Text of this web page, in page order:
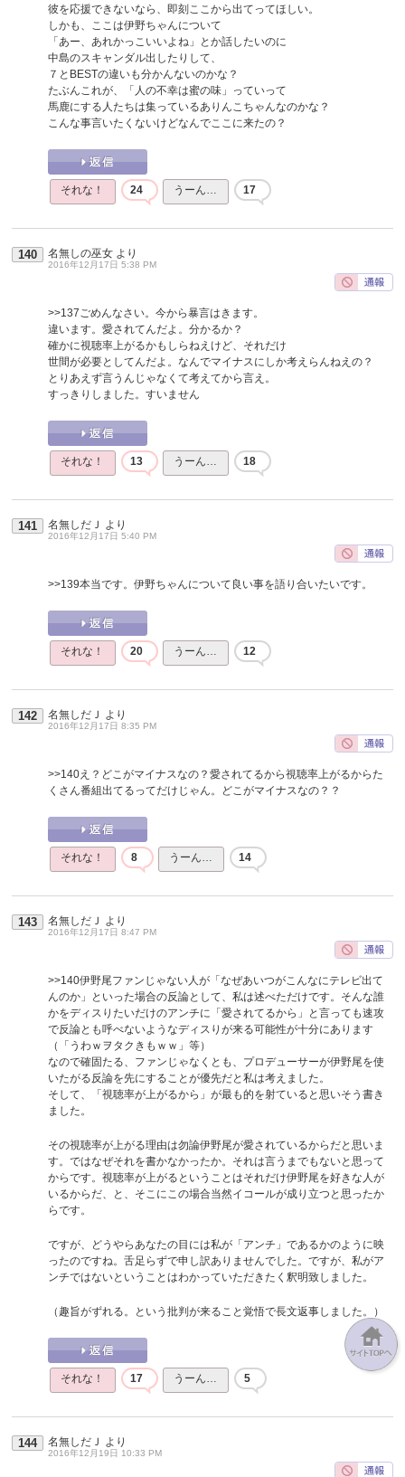
彼を応援できないなら、即刻ここから出てってほしい。
しかも、ここは伊野ちゃんについて
「あー、あれかっこいいよね」とか話したいのに
中島のスキャンダル出したりして、
７とBESTの違いも分かんないのかな？
たぶんこれが、「人の不幸は蜜の味」っていって
馬鹿にする人たちは集っているありんこちゃんなのかな？
こんな事言いたくないけどなんでここに来たの？
それな！ 24 うーん… 17
140 名無しの巫女 より
2016年12月17日 5:38 PM
>>137ごめんなさい。今から暴言はきます。
違います。愛されてんだよ。分かるか？
確かに視聴率上がるかもしらねえけど、それだけ
世間が必要としてんだよ。なんでマイナスにしか考えらんねえの？
とりあえず言うんじゃなくて考えてから言え。
すっきりしました。すいません
それな！ 13 うーん… 18
141 名無しだＪ より
2016年12月17日 5:40 PM
>>139本当です。伊野ちゃんについて良い事を語り合いたいです。
それな！ 20 うーん… 12
142 名無しだＪ より
2016年12月17日 8:35 PM
>>140え？どこがマイナスなの？愛されてるから視聴率上がるからた
くさん番組出てるってだけじゃん。どこがマイナスなの？？
それな！ 8 うーん… 14
143 名無しだＪ より
2016年12月17日 8:47 PM
>>140伊野尾ファンじゃない人が「なぜあいつがこんなにテレビ出て
んのか」といった場合の反論として、私は述べただけです。そんな誰
かをディスりたいだけのアンチに「愛されてるから」と言っても速攻
で反論とも呼べないようなディスりが来る可能性が十分にあります
（「うわｗヲタクきもｗｗ」等）
なので確固たる、ファンじゃなくとも、プロデューサーが伊野尾を使
いたがる反論を先にすることが優先だと私は考えました。
そして、「視聴率が上がるから」が最も的を射ていると思いそう書き
ました。
その視聴率が上がる理由は勿論伊野尾が愛されているからだと思いま
す。ではなぜそれを書かなかったか。それは言うまでもないと思って
からです。視聴率が上がるということはそれだけ伊野尾を好きな人が
いるからだ、と、そこにこの場合当然イコールが成り立つと思ったか
らです。
ですが、どうやらあなたの目には私が「アンチ」であるかのように映
ったのですね。舌足らずで申し訳ありませんでした。ですが、私がア
ンチではないということはわかっていただきたく釈明致しました。
（趣旨がずれる。という批判が来ること覚悟で長文返事しました。）
それな！ 17 うーん… 5
144 名無しだＪ より
2016年12月19日 10:33 PM